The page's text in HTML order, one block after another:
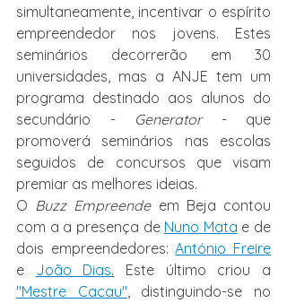
simultaneamente, incentivar o espírito
empreendedor nos jovens. Estes
seminários decorrerão em 30
universidades, mas a ANJE tem um
programa destinado aos alunos do
secundário - Generator - que
promoverá seminários nas escolas
seguidos de concursos que visam
premiar as melhores ideias.
O Buzz Empreende em Beja contou
com a a presença de Nuno Mata e de
dois empreendedores: António Freire
e João Dias.
"Mestre Cacau", distinguindo-se no